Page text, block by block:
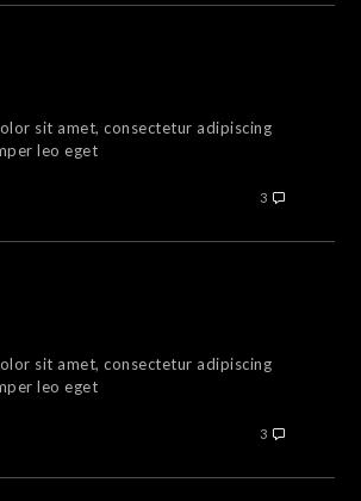
sit amet, consectetur adipiscing
leo eget
3
sit amet, consectetur adipiscing
leo eget
3